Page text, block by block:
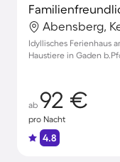
Abensberg,
Idyllisches Ferienhaus
Haustiere in Gaden
ab 92 €
pro Nacht
4.8